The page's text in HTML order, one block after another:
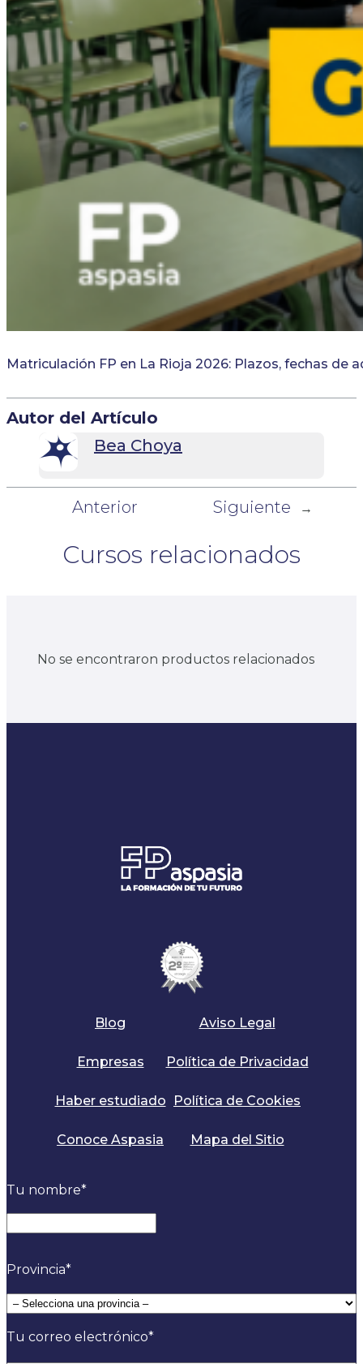
Matriculación FP en La Rioja 2026: Plazos, fechas
Autor del Artículo
Bea Choya
Anterior Siguiente →
Cursos relacionados
No se encontraron productos relacionados
Blog
Empresas
Haber estudiado
Conoce Aspasia
Aviso Legal
Política de Privacidad
Política de Cookies
Mapa del Sitio
Tu nombre*
Provincia*
Tu correo electrónico*